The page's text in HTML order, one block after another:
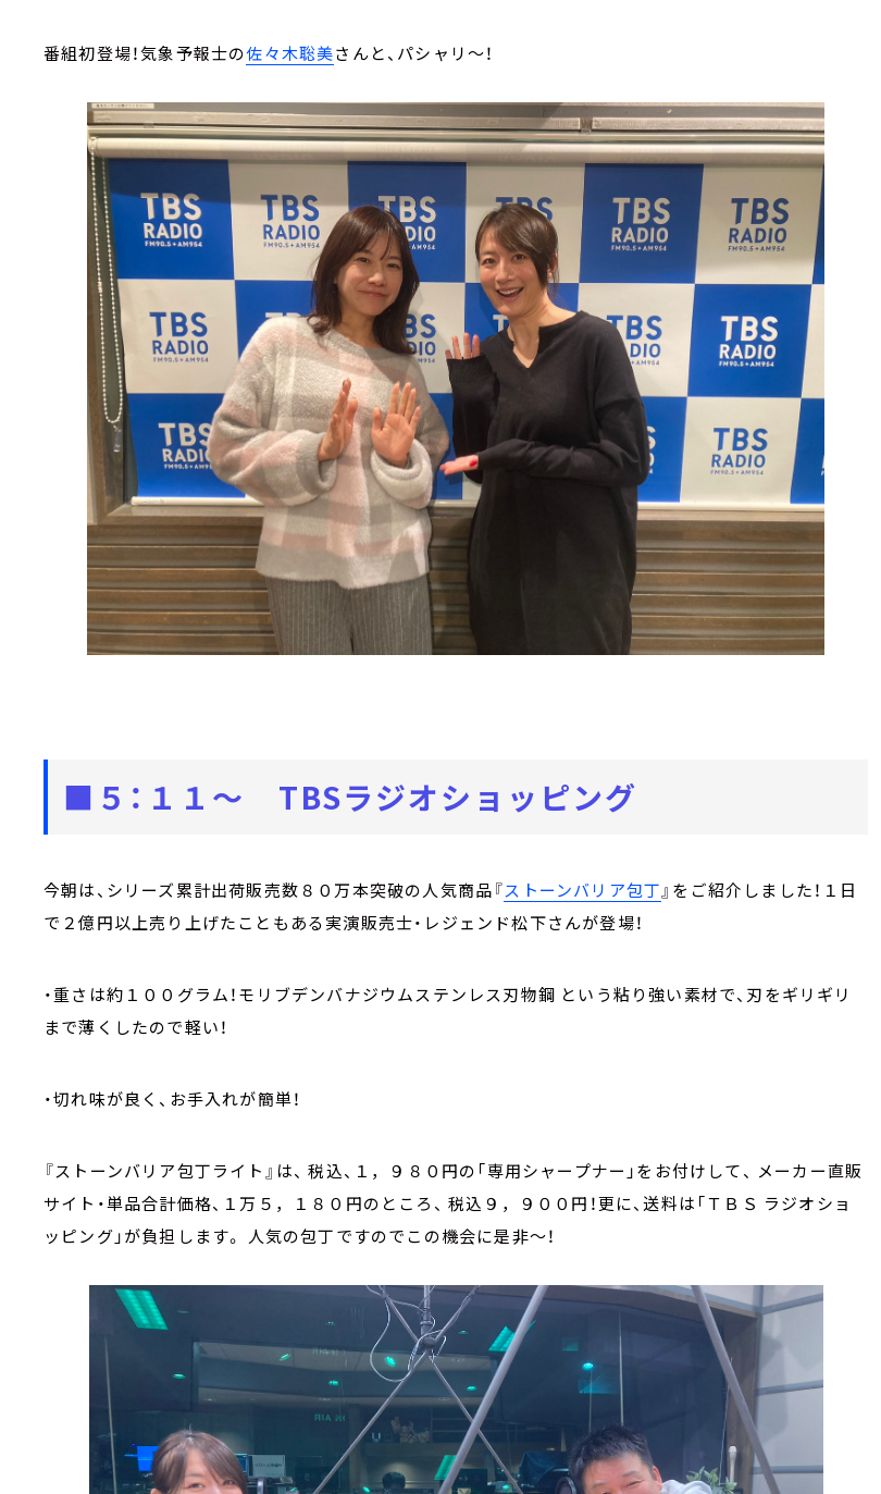
番組初登場！気象予報士の佐々木聡美さんと、パシャリ～！
■５：１１～ TBSラジオショッピング
今朝は、シリーズ累計出荷販売数８０万本突破の人気商品『ストーンバリア包丁 』をご紹介しました！１日
で２億円以上売り上げたこともある実演販売士・レジェンド松下さんが登場！
・重さは約１００グラム！モリブデンバナジウムステンレス刃物鋼 という粘り強い素材で、刃をギリギリ
まで薄くしたので軽い！
・切れ味が良く、お手入れが簡単！
『ストーンバリア包丁ライト』は、 税込、１，９８０円の「専用シャープナー」をお付けして、 メーカー直販
サイト・単品合計価格、１万５，１８０円のところ、 税込９，９００円！更に、送料は「ＴＢＳ ラジオショ
ッピング」が負担します。 人気の包丁ですのでこの機会に是非～！